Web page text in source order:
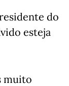
do
esteja
muito